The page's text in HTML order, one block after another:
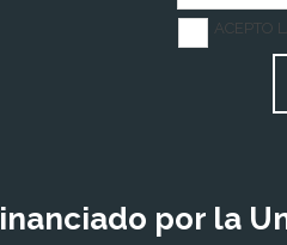
ACEPTO
por la